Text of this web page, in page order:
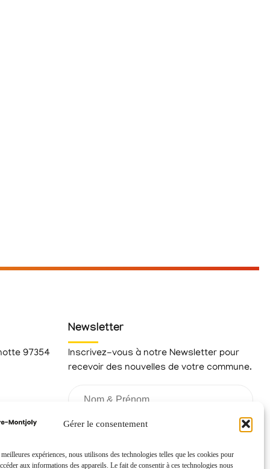
Gérer le consentement
expériences, nous utilisons des technologies telles que les cookies pour
aux informations des appareils. Le fait de consentir à ces technologies nous
97354
Newsletter
Inscrivez-vous à notre Newsletter pour
recevoir des nouvelles de votre commune.